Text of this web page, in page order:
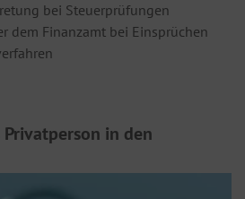
bei Steuerprüfungen
dem Finanzamt bei Einsprüchen
in den